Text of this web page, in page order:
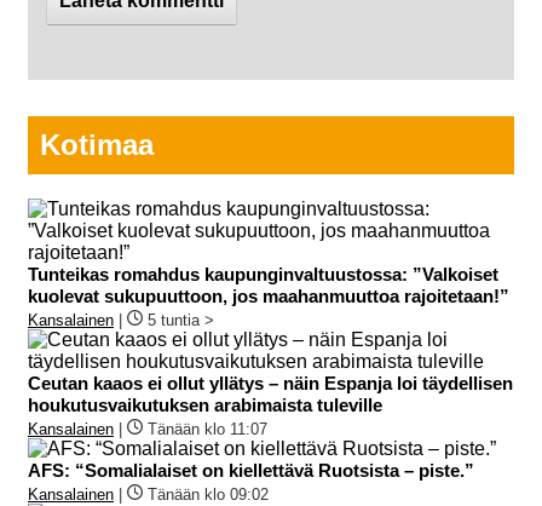
Kotimaa
Tunteikas romahdus kaupunginvaltuustossa: ”Valkoiset
kuolevat sukupuuttoon, jos maahanmuuttoa rajoitetaan!”
Kansalainen 5 tuntia >
Ceutan kaaos ei ollut yllätys – näin Espanja loi täydellisen
houkutusvaikutuksen arabimaista tuleville
Kansalainen Tänään klo 11:07
AFS: “Somalialaiset on kiellettävä Ruotsista – piste.”
Kansalainen Tänään klo 09:02